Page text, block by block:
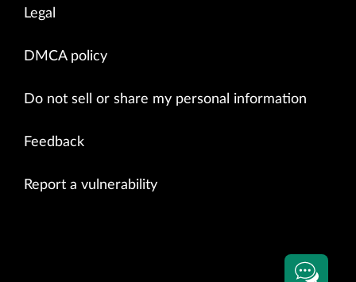
Legal
DMCA policy
Do not sell or share my personal information
Feedback
Report a vulnerability